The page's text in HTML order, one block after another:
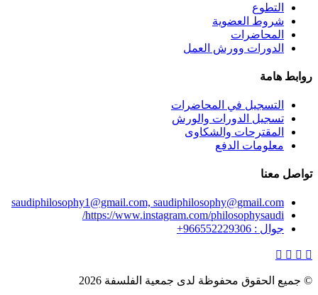
التطوع
شروط العضوية
المحاضرات
الدورات وورش العمل
روابط هامة
التسجيل في المحاضرات
تسجيل الدورات والورش
المقترحات والشكاوى
معلومات الدفع
تواصل معنا
saudiphilosophy1@gmail.com, saudiphilosophy@gmail.com
https://www.instagram.com/philosophysaudi/
جوال : 966552229306+
© جميع الحقوق محفوظة لدى جمعية الفلسفة 2026